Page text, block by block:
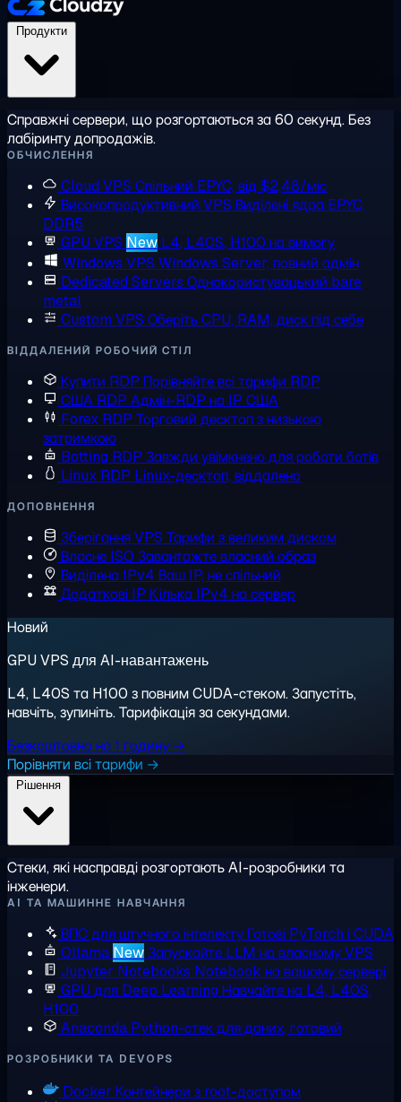
Справжні сервери, що розгортаються за 60 секунд. Без
лабіринту допродажів.
ОБЧИСЛЕННЯ
Cloud VPS Спільний EPYC, від $2,48/міс
Високопродуктивний VPS Виділені ядра EPYC,
DDR5
GPU VPS New L4, L40S, H100 на вимогу
Windows VPS Windows Server, повний адмін
Dedicated Servers Однокористувацький bare
metal
Custom VPS Оберіть CPU, RAM, диск під себе
ВІДДАЛЕНИЙ РОБОЧИЙ СТІЛ
Купити RDP Порівняйте всі тарифи RDP
США RDP Адмін-RDP на IP США
Forex RDP Торговий десктоп з низькою
затримкою
Botting RDP Завжди увімкнено для роботи ботів
Linux RDP Linux-десктоп, віддалено
ДОПОВНЕННЯ
Зберігання VPS Тарифи з великим диском
Власне ISO Завантажте власний образ
Виділена IPv4 Ваш IP, не спільний
Додаткові IP Кілька IPv4 на сервер
Новий
GPU VPS для AI-навантажень
L4, L40S та H100 з повним CUDA-стеком. Запустіть,
навчіть, зупиніть. Тарифікація за секундами.
Безкоштовно на 1 годину →
Порівняти всі тарифи →
Стеки, які насправді розгортають AI-розробники та
інженери.
AI ТА МАШИННЕ НАВЧАННЯ
ВПС для штучного інтелектуГотові PyTorch і CUDA
Ollama NewЗапускайте LLM на власному VPS
Jupyter Notebooks Notebook на вашому сервері
GPU для Deep Learning Навчайте на L4, L40S,
H100
Anaconda Python-стек для даних, готовий
РОЗРОБНИКИ ТА DEVOPS
Docker Контейнери з root-доступом